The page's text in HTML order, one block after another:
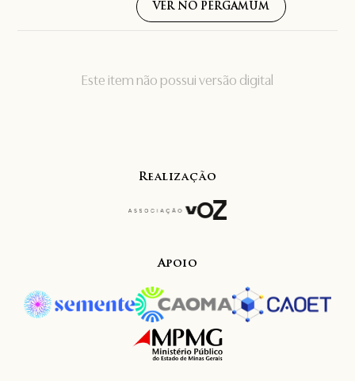
Este item não possui versão digital
VER NO PERGAMUM
Realização
Apoio